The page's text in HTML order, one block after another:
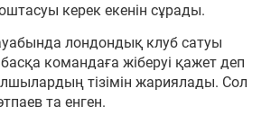
керек екенін сұрады.
лондондық клуб сатуы
командаға жіберуі қажет деп
тізімін жариялады. Сол
та енген.